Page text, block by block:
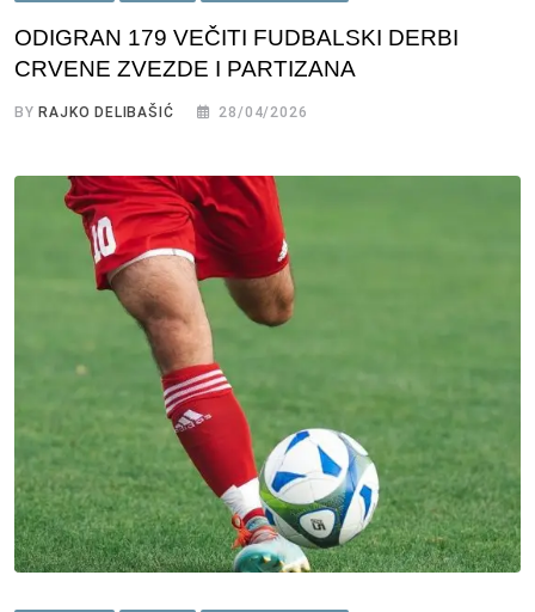
ODIGRAN 179 VEČITI FUDBALSKI DERBI
CRVENE ZVEZDE I PARTIZANA
BY RAJKO DELIBAŠIĆ 28/04/2026